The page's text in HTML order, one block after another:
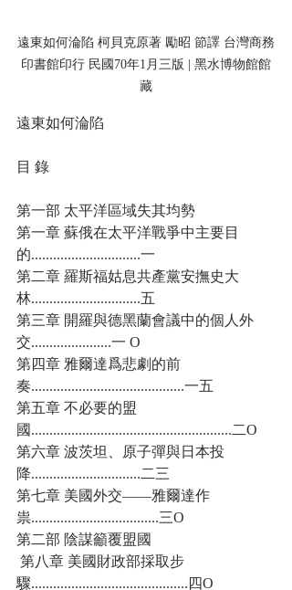
遠東如何淪陷 柯貝克原著 勵昭 節譯 台灣商務
印書館印行 民國70年1月三版 | 黑水博物館館
藏
遠東如何淪陷
目 錄
第一部 太平洋區域失其均勢
第一章 蘇俄在太平洋戰爭中主要目
的..............................一
第二章 羅斯福姑息共產黨安撫史大
林..............................五
第三章 開羅與德黑蘭會議中的個人外
交......................一 O
第四章 雅爾達爲悲劇的前
奏..........................................一五
第五章 不必要的盟
國.......................................................二O
第六章 波茨坦、原子彈與日本投
降..............................二三
第七章 美國外交——雅爾達作
祟...................................三O
第二部 陰謀籲覆盟國
驟...........................................四O